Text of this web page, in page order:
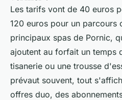
Les tarifs vont de 40 euros
120 euros pour un parcours
principaux spas de Pornic,
ajoutent au forfait un temps
tisanerie ou une trousse
prévaut souvent, tout
offres duo, des